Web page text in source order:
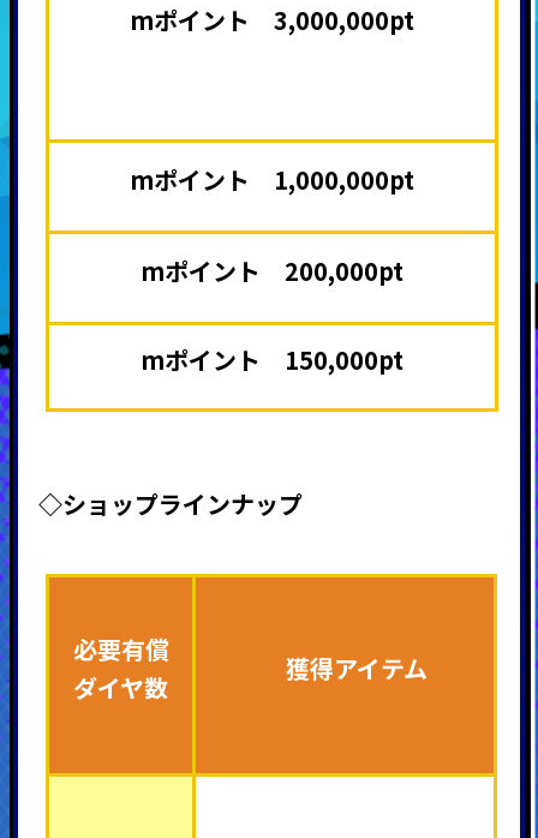
mポイント 3,000,000pt
mポイント 1,000,000pt
mポイント 200,000pt
mポイント 150,000pt
◇ショップラインナップ
必要有償
ダイヤ数
獲得アイテム